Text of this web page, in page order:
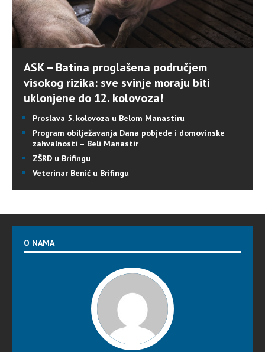
ASK – Batina proglašena područjem
visokog rizika: sve svinje moraju biti
uklonjene do 12. kolovoza!
Proslava 5. kolovoza u Belom Manastiru
Program obilježavanja Dana pobjede i domovinske
zahvalnosti – Beli Manastir
ZŠRD u Brifingu
Veterinar Benić u Brifingu
O NAMA